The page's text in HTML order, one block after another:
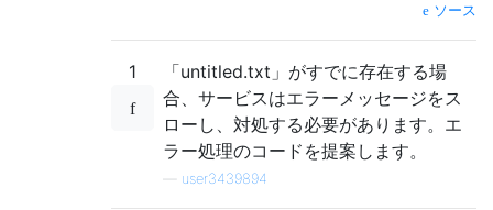
ソース
1
「untitled.txt」がすでに存在する場
合、サービスはエラーメッセージをス
ローし、対処する必要があります。エ
ラー処理のコードを提案します。
user3439894